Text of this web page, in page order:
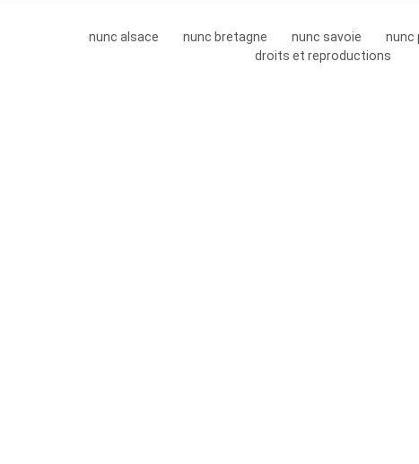
nunc alsace nunc bretagne nunc savoie nunc
droits et reproductions